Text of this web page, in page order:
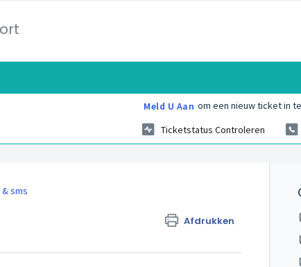
Meld U Aan om een nieuw ticket in
Ticketstatus Controleren
& sms
Afdrukken